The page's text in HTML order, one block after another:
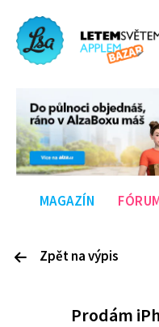
MAGAZÍN
Zpět na výpis
Prodám